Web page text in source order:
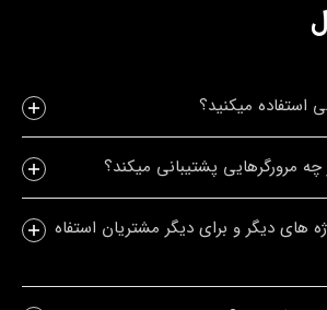
استفاده میکنید؟
مرورگرهایی پشتیبانی میکند؟
های دیگر و برای دیگر مشتریان استفاه